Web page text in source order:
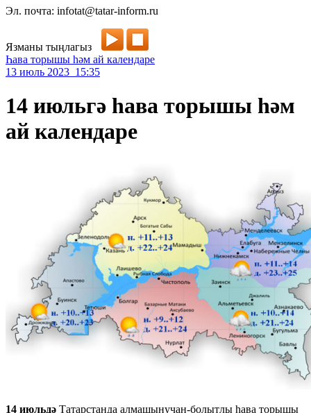
Эл. почта: infotat@tatar-inform.ru
Язманы тыңлагыз
Һава торышы һәм ай календаре
13 июль 2023 15:35
14 июльгә һава торышы һәм
ай календаре
14 июльдә Татарстанда алмашынучан-болытлы һава торышы